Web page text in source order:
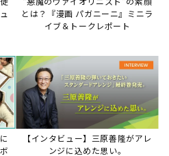
とは？『漫画 パガニーニ』ミニラ
イブ＆トークレポート
【インタビュー】三原善隆がアレ
ンジに込めた思い。